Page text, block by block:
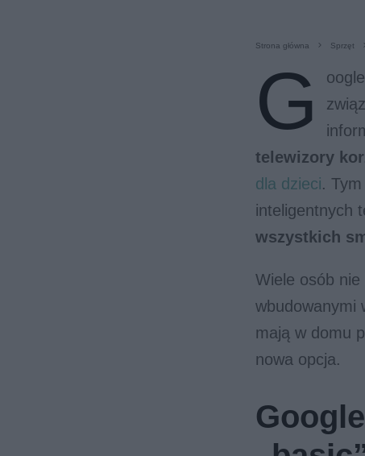
Strona główna Sprzęt
G
telewizory
dla dzieci.
inteligentnych
wszystkich
Wiele osób nie
wbudowanymi
mają w domu
nowa opcja.